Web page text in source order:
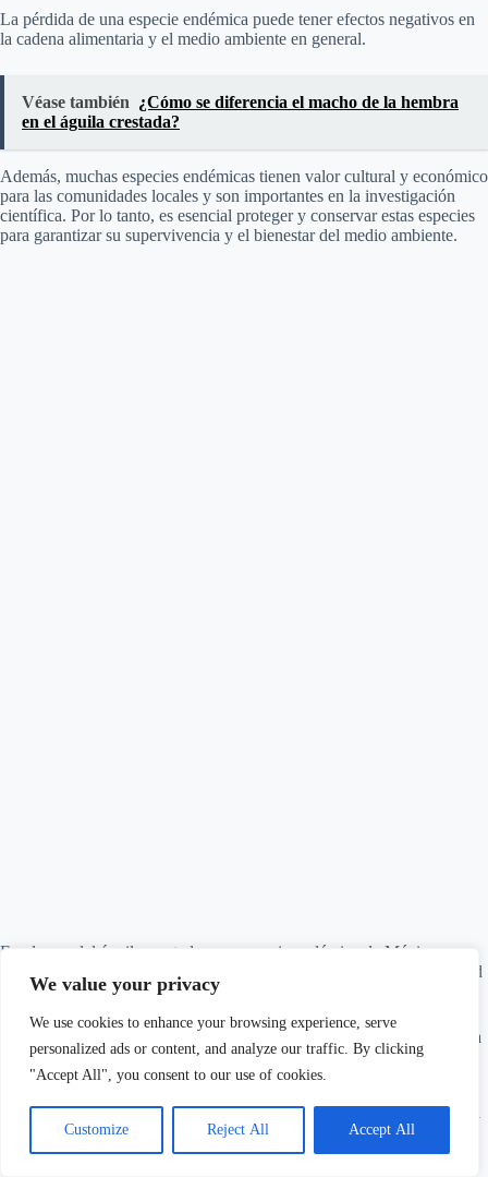
We value your privacy
We use cookies to enhance your browsing experience, serve
personalized ads or content, and analyze our traffic. By clicking
"Accept All", you consent to our use of cookies.
Customize Reject All Accept All
La pérdida de una especie endémica puede tener efectos negativos en
la cadena alimentaria y el medio ambiente en general.
Véase también ¿Cómo se diferencia el macho de la hembra
en el águila crestada?
Además, muchas especies endémicas tienen valor cultural y económico
para las comunidades locales y son importantes en la investigación
científica. Por lo tanto, es esencial proteger y conservar estas especies
para garantizar su supervivencia y el bienestar del medio ambiente.
En el caso del águila crestada, una especie endémica de México, su
conservación es fundamental para mantener la biodiversidad y la salud
del ecosistema de la región.
Rol de la educación y la conciencia pública en la protección del águila
crestada
protección del águila crestada. Es esencial que la población en general
esté informada sobre la importancia de conservar esta especie
endémica de México y su hábitat natural.